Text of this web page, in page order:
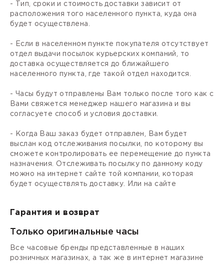
- Тип, сроки и стоимость доставки зависит от
расположения того населенного пункта, куда она
будет осуществлена.
- Если в населенном пункте покупателя отсутствует
отдел выдачи посылок курьерских компаний, то
доставка осуществляется до ближайшего
населенного пункта, где такой отдел находится.
- Часы будут отправлены Вам только после того как с
Вами свяжется менеджер нашего магазина и вы
согласуете способ и условия доставки.
- Когда Ваш заказ будет отправлен, Вам будет
выслан код отслеживания посылки, по которому вы
сможете контролировать ее перемещение до пункта
назначения. Отслеживать посылку по данному коду
можно на интернет сайте той компании, которая
будет осуществлять доставку. Или на сайте
Гарантия и возврат
Только оригинальные часы
Все часовые бренды представленные в наших
розничных магазинах, а так же в интернет магазине